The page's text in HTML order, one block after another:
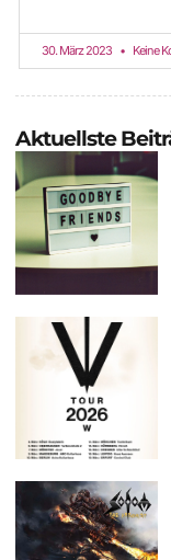
30. März 2023 Keine
Aktuellste